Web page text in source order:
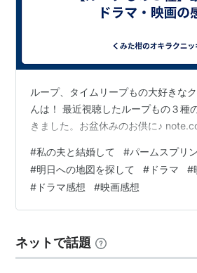
ループ、タイムリープもの大好きな
んは！ 最近視聴したループもの３種
きました。お盆休みのお供に♪
#私の夫と結婚して #パームスプリ
#明日への地図を探して # ドラマ #
# ドラマ感想 #映画感想
ネットで話題